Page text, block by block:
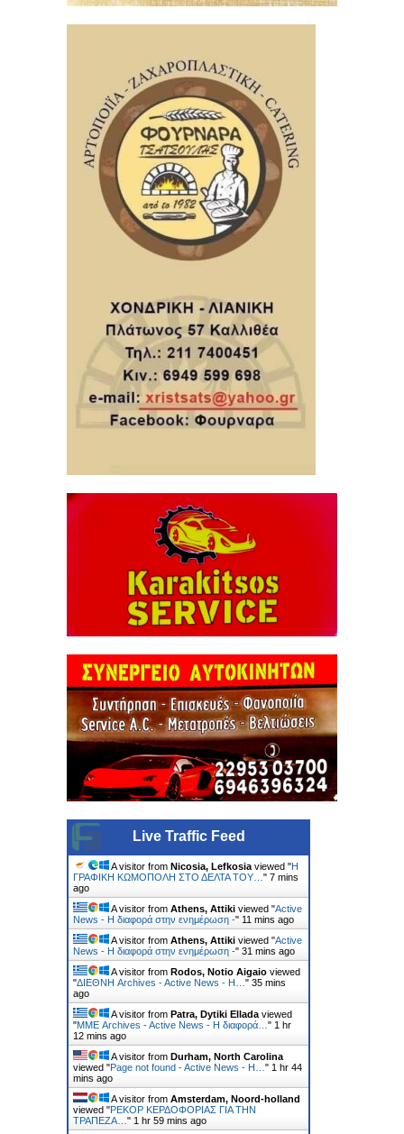
Live Traffic Feed
A visitor from Nicosia, Lefkosia viewed "Η
ΓΡΑΦΙΚΗ ΚΩΜΟΠΟΛΗ ΣΤΟ ΔΕΛΤΑ ΤΟΥ… " 7 mins
ago
A visitor from Athens, Attiki viewed "Active
News - Η διαφορά στην ενημέρωση -" 11 mins ago
A visitor from Athens, Attiki viewed "Active
News - Η διαφορά στην ενημέρωση -" 31 mins ago
A visitor from Rodos, Notio Aigaio viewed
"ΔΙΕΘΝΗ Archives - Active News - Η… " 35 mins
ago
A visitor from Patra, Dytiki Ellada viewed
"ΜΜΕ Archives - Active News - Η διαφορά… " 1 hr
12 mins ago
A visitor from Durham, North Carolina
viewed "Page not found - Active News - Η… " 1 hr 44
mins ago
A visitor from Amsterdam, Noord-holland
viewed "ΡΕΚΟΡ ΚΕΡΔΟΦΟΡΙΑΣ ΓΙΑ ΤΗΝ
ΤΡΑΠΕΖΑ… " 1 hr 59 mins ago